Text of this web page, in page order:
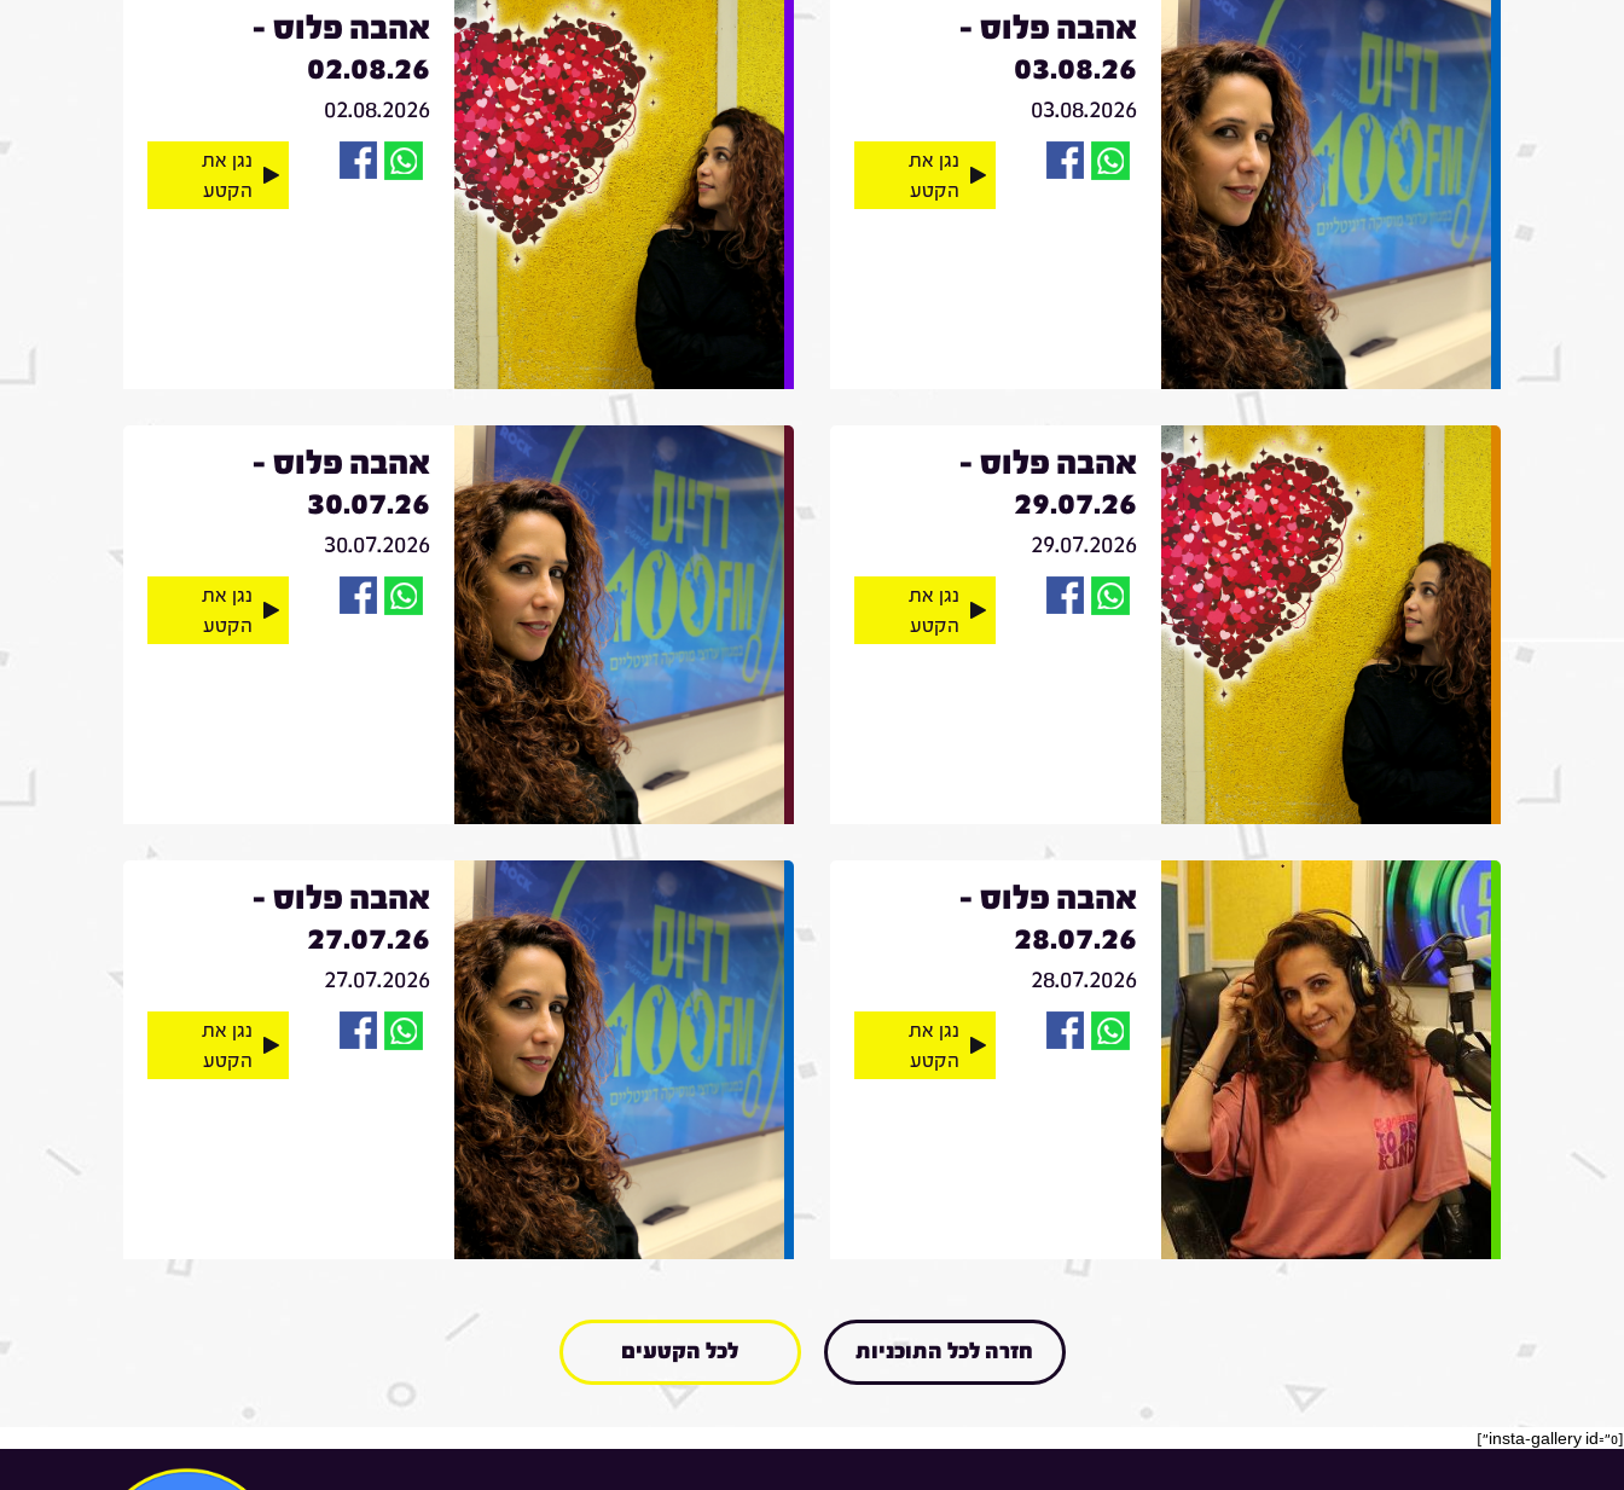
אהבה פלוס -
03.08.26
03.08.2026
נגן את
הקטע
אהבה פלוס -
02.08.26
02.08.2026
נגן את
הקטע
אהבה פלוס -
29.07.26
29.07.2026
נגן את
הקטע
אהבה פלוס -
30.07.26
30.07.2026
נגן את
הקטע
אהבה פלוס -
28.07.26
28.07.2026
נגן את
הקטע
אהבה פלוס -
27.07.26
27.07.2026
נגן את
הקטע
חזרה לכל התוכניות לכל הקטעים
[insta-gallery id="0"]